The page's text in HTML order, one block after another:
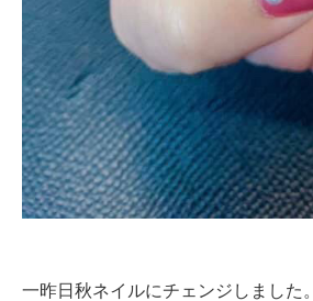
一昨日秋ネイルにチェンジしました。